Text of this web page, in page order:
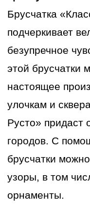
желтый
Брусчатка
подчеркивает
безупречное
этой брусчатки
настоящее
улочкам и
Русто» придаст
городов. С
брусчатки
узоры, в том
орнаменты.